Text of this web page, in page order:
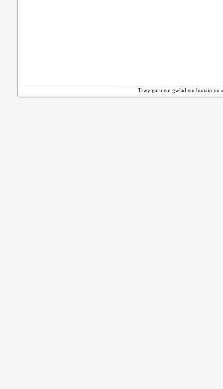
Trwy garu ein gwlad ein hunain yn